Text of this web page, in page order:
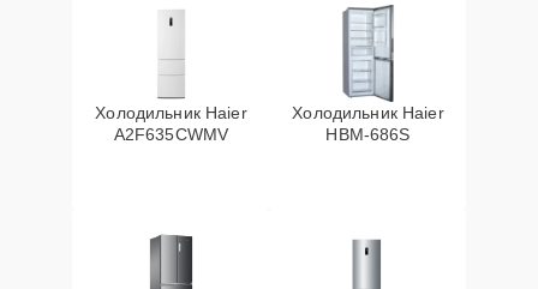
Холодильник Haier
A2F635CWMV
Холодильник Haier
HBM-686S